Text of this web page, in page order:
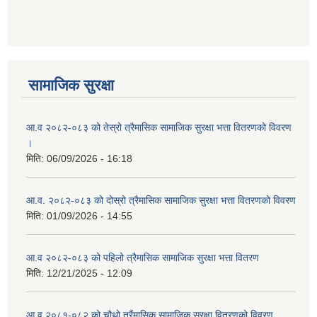
सामाजिक सुरक्षा
आ.व २०८२-०८३ को तेस्रो त्रैमासिक सामाजिक सुरक्षा भत्ता वितरणको विवरण
।
मिति: 06/09/2026 - 16:18
आ.व. २०८२-०८३ को दोस्रो त्रैमासिक सामाजिक सुरक्षा भत्ता वितरणको विवरण
मिति: 01/09/2026 - 14:55
आ.व २०८२-०८३ को पहिलो त्रैमासिक सामाजिक सुरक्षा भत्ता वितरण
मिति: 12/21/2025 - 12:09